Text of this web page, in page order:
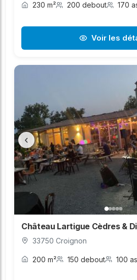
230 m² 200 debout 170
Voir les
‹
Château Lartigue Cèdres &
33750 Croignon
200 m² 150 debout 100